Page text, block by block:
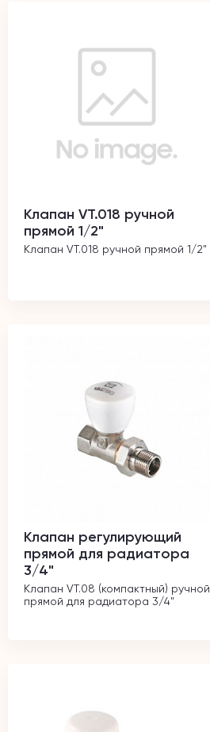
Клапан VT.018 ручной
прямой 1/2"
Клапан VT.018 ручной прямой 1/2"
Клапан регулирующий
прямой для радиатора
3/4"
Клапан VT.08 (компактный) ручной
прямой для радиатора 3/4"